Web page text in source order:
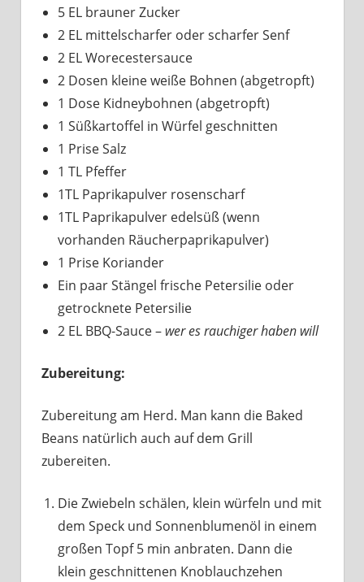
5 EL brauner Zucker
2 EL mittelscharfer oder scharfer Senf
2 EL Worecestersauce
2 Dosen kleine weiße Bohnen (abgetropft)
1 Dose Kidneybohnen (abgetropft)
1 Süßkartoffel in Würfel geschnitten
1 Prise Salz
1 TL Pfeffer
1TL Paprikapulver rosenscharf
1TL Paprikapulver edelsüß (wenn
vorhanden Räucherpaprikapulver)
1 Prise Koriander
Ein paar Stängel frische Petersilie oder
getrocknete Petersilie
2 EL BBQ-Sauce – wer es rauchiger haben will
Zubereitung:
Zubereitung am Herd. Man kann die Baked
Beans natürlich auch auf dem Grill
zubereiten.
Die Zwiebeln schälen, klein würfeln und mit
dem Speck und Sonnenblumenöl in einem
großen Topf 5 min anbraten. Dann die
klein geschnittenen Knoblauchzehen